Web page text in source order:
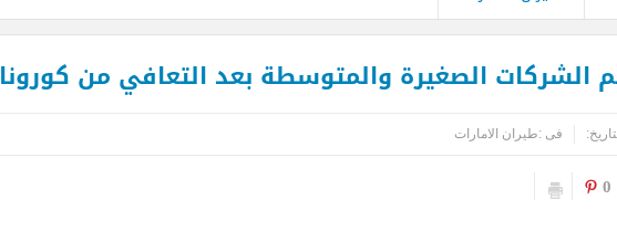
الشركات الصغيرة والمتوسطة بعد التعافي من كورونا
فى :طيران الامارات
0